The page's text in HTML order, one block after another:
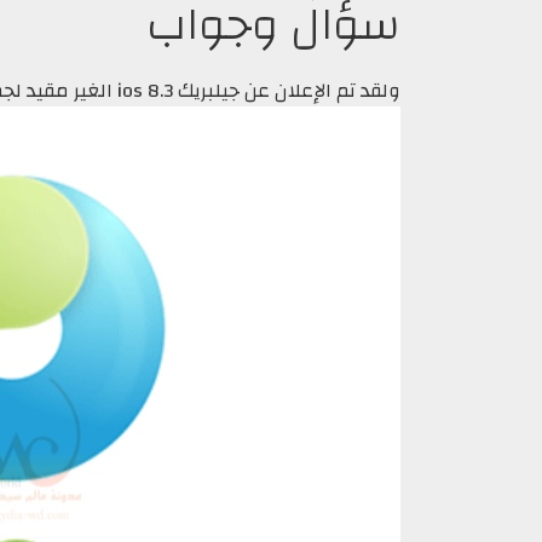
سؤال وجواب
ولقد تم الإعلان عن جيلبريك ios 8.3 الغير مقيد لجميع الأجهزه أمس وقدمنه شرح تثبيته